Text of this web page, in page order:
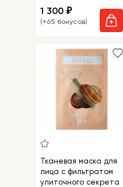
1 300₽
(+65 бонусов)
Тканевая маска для
лица с фильтратом
улиточного секрета